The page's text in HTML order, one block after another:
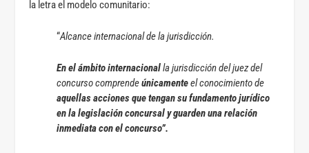
la letra el modelo comunitario:
“Alcance internacional de la jurisdicción.
En el ámbito internacionalla jurisdicción del juez del
concurso comprendeúnicamenteel conocimiento de
aquellas accionesque tengan su fundamento jurídico
en la legislación concursal y guarden una relación
inmediata con el concurso”.